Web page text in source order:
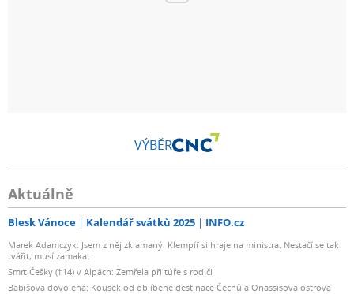
VÝBĚR
Aktuálně
Blesk Vánoce Kalendář svátků 2025 INFO.cz
Marek Adamczyk: Jsem z něj zklamaný. Klempíř si hraje na ministra. Nestačí se tak
tvářit, musí zamakat
Smrt Češky (†14) v Alpách: Zemřela při túře s rodiči
Babišova dovolená: Kousek od oblíbené destinace Čechů a Onassisova ostrova